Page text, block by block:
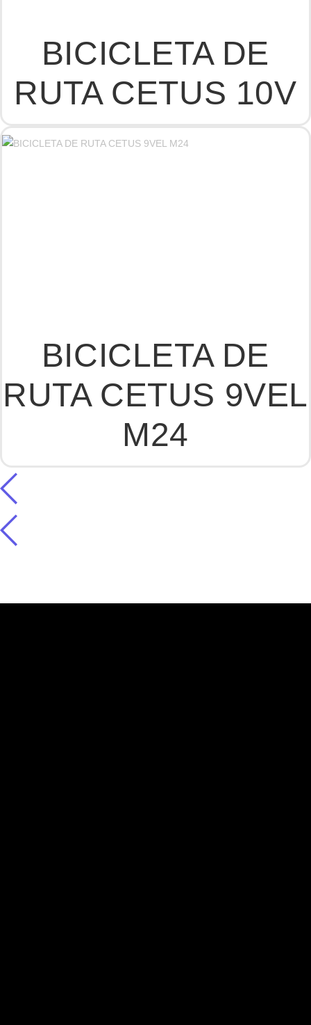
BICICLETA DE
RUTA CETUS 10V
BICICLETA DE
RUTA CETUS 9VEL
M24